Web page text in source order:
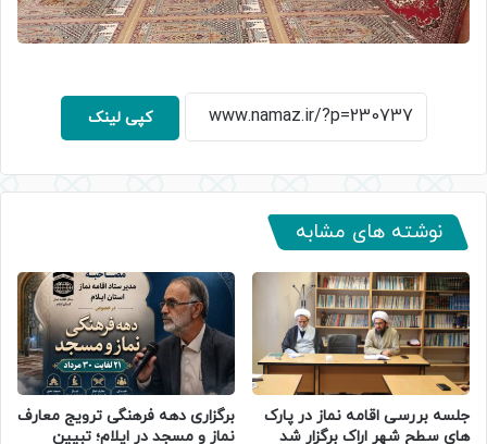
کپی لینک
نوشته های مشابه
جلسه بررسی اقامه نماز در پارک
های سطح شهر اراک برگزار شد
برگزاری دهه فرهنگی ترویج معارف
نماز و مسجد در ایلام؛ تبیین